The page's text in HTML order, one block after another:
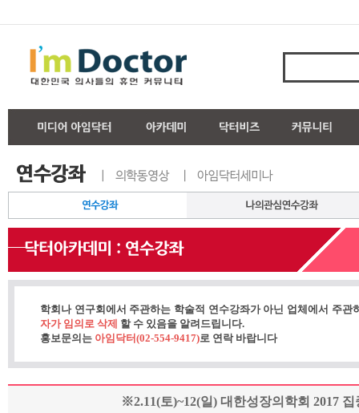
학회나 연구회에서 주관하는 학술적 연수강좌가 아닌 업체에서 주
자가 임의로 삭제 할 수 있음을 알려드립니다.
홍보문의는 아임닥터(02-554-9417)로 연락 바랍니다
※2.11(토)~12(일) 대한성장의학회 2017